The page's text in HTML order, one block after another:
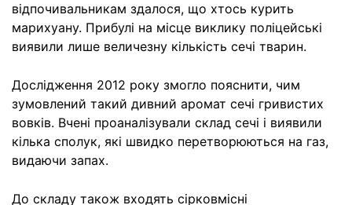
відпочивальникам здалося, що хтось курить
марихуану. Прибулі на місце виклику поліцейські
виявили лише величезну кількість сечі тварин.
Дослідження 2012 року змогло пояснити, чим
зумовлений такий дивний аромат сечі гривистих
вовків. Вчені проаналізували склад сечі і виявили
кілька сполук, які швидко перетворюються на газ,
видаючи запах.
До складу також входять сірковмісні